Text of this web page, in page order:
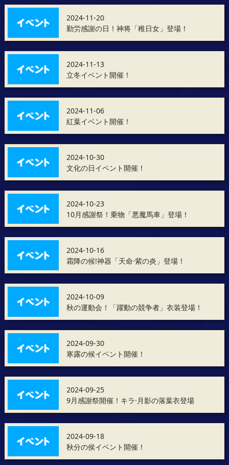
2024-11-20
勤労感謝の日！神将「稚日女」登場！
2024-11-13
立冬イベント開催！
2024-11-06
紅葉イベント開催！
2024-10-30
文化の日イベント開催！
2024-10-23
10月感謝祭！乗物「悪魔馬車」登場！
2024-10-16
霜降の候!神器「天命·紫の炎」登場！
2024-10-09
秋の運動会！「躍動の競争者」衣装登場！
2024-09-30
寒露の候イベント開催！
2024-09-25
9月感謝祭開催！キラ·月影の落葉衣登場
2024-09-18
秋分の侯イベント開催！